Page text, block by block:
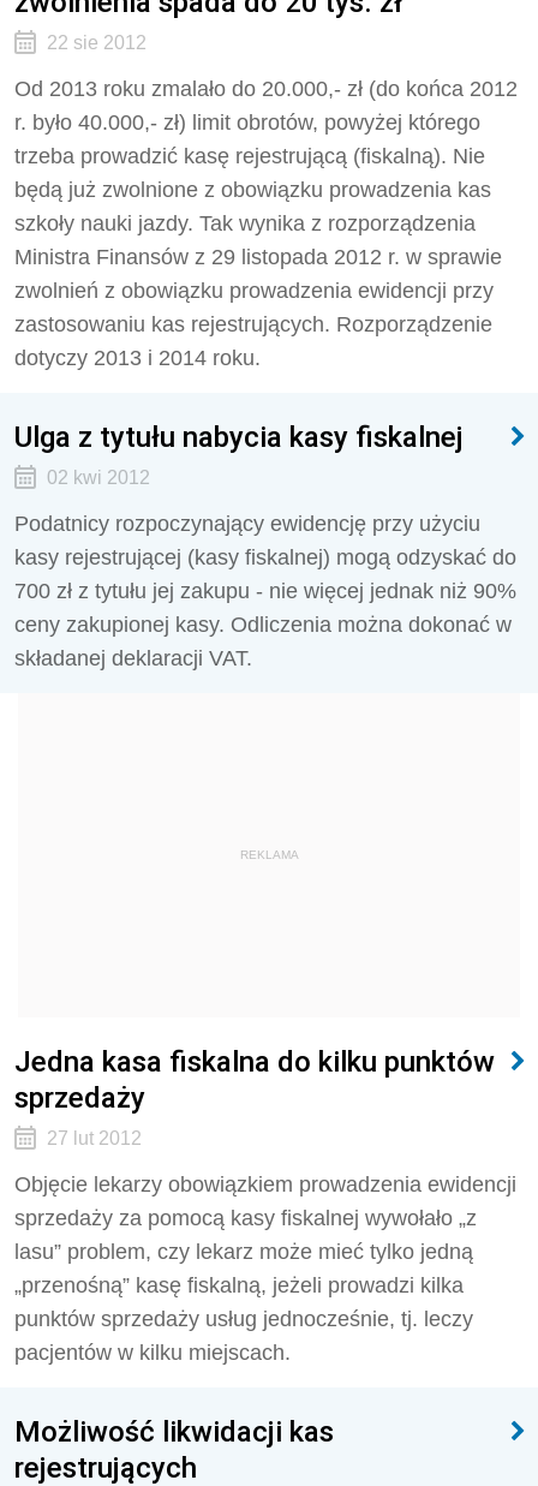
22 sie 2012
Od 2013 roku zmalało do 20.000,- zł (do końca 2012
r. było 40.000,- zł) limit obrotów, powyżej którego
trzeba prowadzić kasę rejestrującą (fiskalną). Nie
będą już zwolnione z obowiązku prowadzenia kas
szkoły nauki jazdy. Tak wynika z rozporządzenia
Ministra Finansów z 29 listopada 2012 r. w sprawie
zwolnień z obowiązku prowadzenia ewidencji przy
zastosowaniu kas rejestrujących. Rozporządzenie
dotyczy 2013 i 2014 roku.
Ulga z tytułu nabycia kasy fiskalnej
02 kwi 2012
Podatnicy rozpoczynający ewidencję przy użyciu
kasy rejestrującej (kasy fiskalnej) mogą odzyskać do
700 zł z tytułu jej zakupu - nie więcej jednak niż 90%
ceny zakupionej kasy. Odliczenia można dokonać w
składanej deklaracji VAT.
REKLAMA
Jedna kasa fiskalna do kilku punktów
sprzedaży
27 lut 2012
Objęcie lekarzy obowiązkiem prowadzenia ewidencji
sprzedaży za pomocą kasy fiskalnej wywołało „z
lasu” problem, czy lekarz może mieć tylko jedną
„przenośną” kasę fiskalną, jeżeli prowadzi kilka
punktów sprzedaży usług jednocześnie, tj. leczy
pacjentów w kilku miejscach.
Możliwość likwidacji kas
rejestrujących